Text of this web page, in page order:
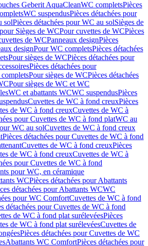
Geberit AquaCleanWC completsPièces
WC suspendusPièces détachées pour
solPièces détachées pour WC au solSièges de
Sièges de WCPour cuvettes de WCPièces
de WCPanneaux designPièces
designPour WC completsPièces détachées
Pour sièges de WCPièces détachées pour
Pièces détachées pour
Pour sièges de WCPièces détachées
Pour sièges de WC et WC
WC et abattants WCWC suspendusPièces
Cuvettes de WC à fond creuxPièces
de WC à fond creuxCuvettes de WC à
pour Cuvettes de WC à fond platWC au
WC au solCuvettes de WC à fond creux
Pièces détachées pour Cuvettes de WC à fond
Cuvettes de WC à fond creuxPièces
de WC à fond creuxCuvettes de WC à
pour Cuvettes de WC à fond
pour WC, en céramique
WCPièces détachées pour Abattants
détachées pour Abattants WCWC
pour WC ComfortCuvettes de WC à fond
détachées pour Cuvettes de WC à fond
de WC à fond plat surélevéesPièces
de WC à fond plat surélevéesCuvettes de
Pièces détachées pour Cuvettes de WC
Abattants WC ComfortPièces détachées pour